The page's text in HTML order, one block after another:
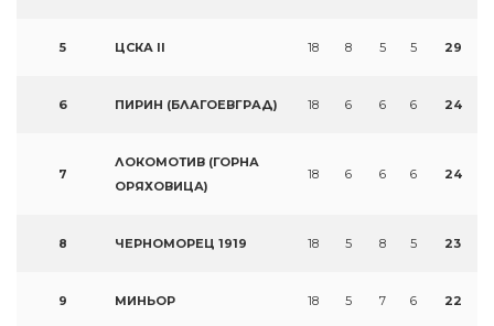
5 ЦСКА II 18 8 5 5 29
6 ПИРИН (БЛАГОЕВГРАД) 18 6 6 6 24
7
ЛОКОМОТИВ (ГОРНА
ОРЯХОВИЦА)
18 6 6 6 24
8 ЧЕРНОМОРЕЦ 1919 18 5 8 5 23
9 МИНЬОР 18 5 7 6 22